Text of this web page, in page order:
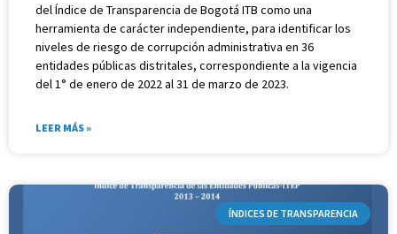
del Índice de Transparencia de Bogotá ITB como una
herramienta de carácter independiente, para identificar los
niveles de riesgo de corrupción administrativa en 36
entidades públicas distritales, correspondiente a la vigencia
del 1° de enero de 2022 al 31 de marzo de 2023.
LEER MÁS »
ÍNDICES DE TRANSPARENCIA